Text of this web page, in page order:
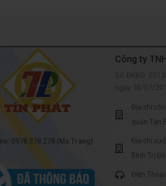
0978 278 278 (Ms Trang)
Công ty
Số ĐKKD:
Địa chỉ
quận Tân
Địa chỉ
Bình Trị
Điện